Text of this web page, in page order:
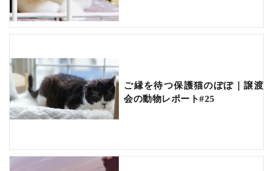
ご縁を待つ保護猫のぽぽ｜譲渡
会の動物レポート#25